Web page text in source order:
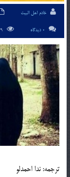
خادم اهل البیت
0 دیدگاه
ترجمه: ندا احمدلو